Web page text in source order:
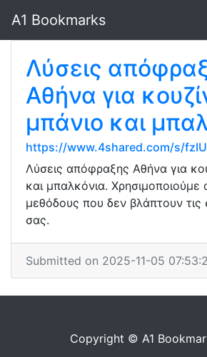
A1 Bookmarks
Λύσεις
Αθήνα για
μπάνιο και
https://www.4shared.com/s/
Λύσεις απόφραξης Αθήνα για
και μπαλκόνια. Χρησιμοποιούμε
μεθόδους που δεν βλάπτουν
σας.
Submitted on 2025-11-05
Copyright © A1